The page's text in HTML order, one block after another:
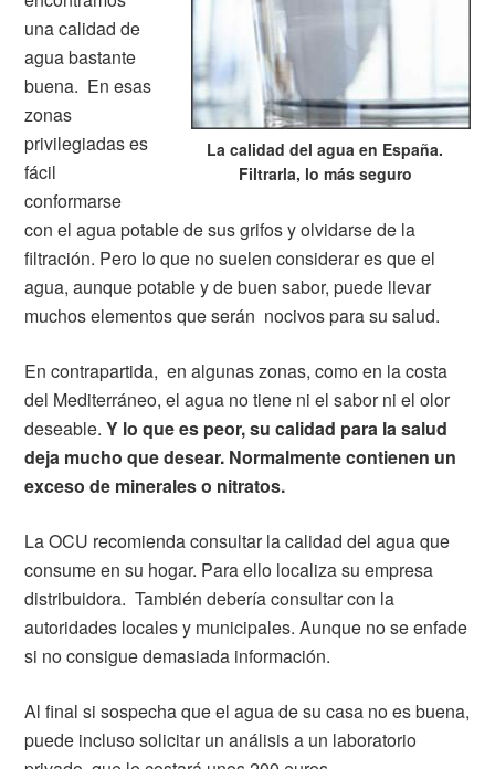
La calidad del agua en España.
Filtrarla, lo más seguro
una calidad de
agua bastante
buena. En esas
zonas
privilegiadas es
fácil
conformarse
con el agua potable de sus grifos y olvidarse de la
filtración. Pero lo que no suelen considerar es que el
agua, aunque potable y de buen sabor, puede llevar
muchos elementos que serán nocivos para su salud.
En contrapartida, en algunas zonas, como en la costa
del Mediterráneo, el agua no tiene ni el sabor ni el olor
deseable.Y lo que es peor, su calidad para la salud
deja mucho que desear. Normalmente contienen un
exceso de minerales o nitratos.
La OCU recomienda consultar la calidad del agua que
consume en su hogar. Para ello localiza su empresa
distribuidora. También debería consultar con la
autoridades locales y municipales. Aunque no se enfade
si no consigue demasiada información.
Al final si sospecha que el agua de su casa no es buena,
puede incluso solicitar un análisis a un laboratorio